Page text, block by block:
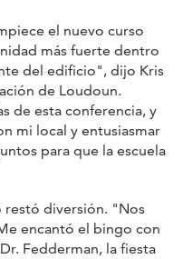
el nuevo curso
más fuerte dentro
del edificio", dijo Kris
de Loudoun.
de esta conferencia, y
mi local y entusiasmar
para que la escuela
diversión. "Nos
encantó el bingo con
Fedderman, la fiesta